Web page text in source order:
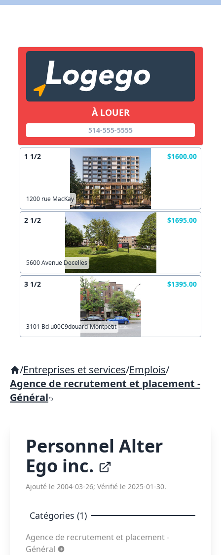
À LOUER
514-555-5555
1 1/2 $1600.00
1200 rue MacKay
2 1/2 $1695.00
5600 Avenue Decelles
3 1/2 $1395.00
3101 Bd u00C9douard-Montpetit
/Entreprises et services/Emplois/
Agence de recrutement et placement -
Général
Personnel Alter
Ego inc.
Ajouté le 2004-03-26; Vérifié le 2025-01-30.
Catégories (1)
Agence de recrutement et placement -
Général
Lien vers inscription (sera inclus dans courriel)
Copier lien
X Fermer
X Fermer